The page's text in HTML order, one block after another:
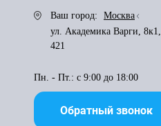
Ваш город:
Москва
ул. Академика Варги,
421
Пн. - Пт.: с 9:00 до 18:00
Обратный звонок